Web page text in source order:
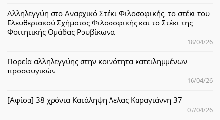
Αλληλεγγύη στο Αναρχικό Στέκι Φιλοσοφικής, το στέκι του
Ελευθεριακού Σχήματος Φιλοσοφικής και το Στέκι της
Φοιτητικής Ομάδας Ρουβίκωνα
18/04/26
Πορεία αλληλεγγύης στην κοινότητα κατειλημμένων
προσφυγικών
16/04/26
[Αφίσα] 38 χρόνια Κατάληψη Λελας Καραγιάννη 37
07/04/26